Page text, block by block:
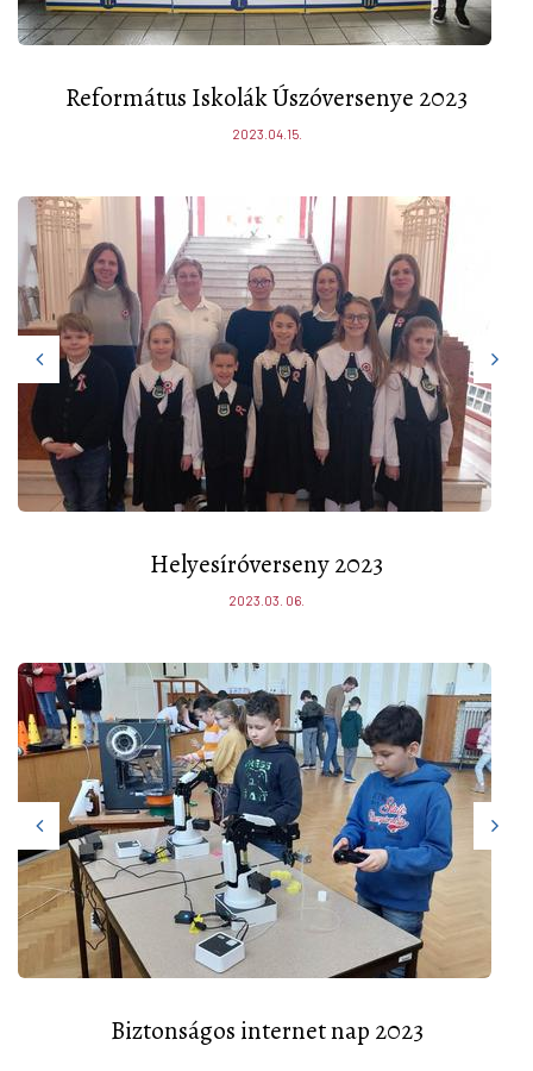
Református Iskolák Úszóversenye 2023
2023.04.15.
Helyesíróverseny 2023
2023.03. 06.
Biztonságos internet nap 2023